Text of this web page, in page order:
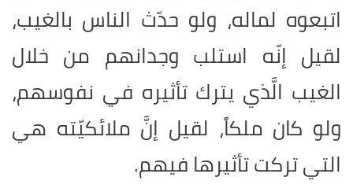
اتبعوه لماله، ولو حدّث الناس بالغيب،
لقيل إنّه استلب وجدانهم من خلال
الغيب الَّذي يترك تأثيره في نفوسهم،
ولو كان ملكاً، لقيل إنَّ ملائكيّته هي
التي تركت تأثيرها فيهم.